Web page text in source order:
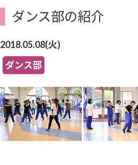
ダンス部の紹介
2018.05.08(火)
ダンス部